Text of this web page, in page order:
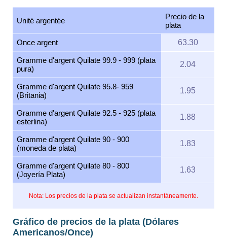
Unité argentée
Precio de la
plata
Nota: Los precios de la plata se actualizan instantáneamente.
Once argent 63.30
Gramme d'argent Quilate 99.9 - 999 (plata
pura)
2.04
Gramme d'argent Quilate 95.8- 959
(Britania)
1.95
Gramme d'argent Quilate 92.5 - 925 (plata
esterlina)
1.88
Gramme d'argent Quilate 90 - 900
(moneda de plata)
1.83
Gramme d'argent Quilate 80 - 800
(Joyería Plata)
1.63
Gráfico de precios de la plata (Dólares
Americanos/Once)